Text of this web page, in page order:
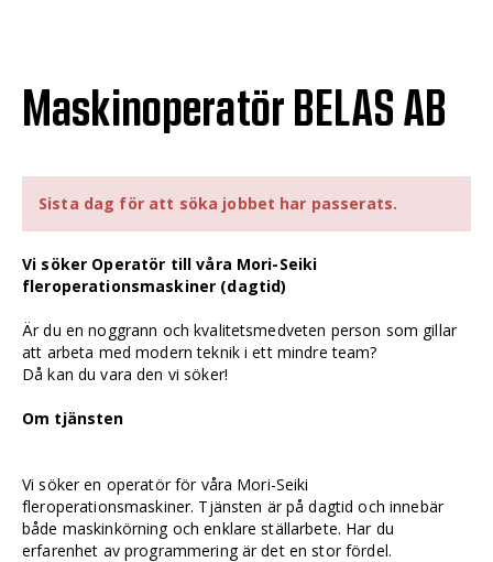
Maskinoperatör BELAS AB
Sista dag för att söka jobbet har passerats.
Vi söker Operatör till våra Mori-Seiki
fleroperationsmaskiner (dagtid)
Är du en noggrann och kvalitetsmedveten person som gillar
att arbeta med modern teknik i ett mindre team?
Då kan du vara den vi söker!
Om tjänsten
Vi söker en operatör för våra Mori-Seiki
fleroperationsmaskiner. Tjänsten är på dagtid och innebär
både maskinkörning och enklare ställarbete. Har du
erfarenhet av programmering är det en stor fördel.